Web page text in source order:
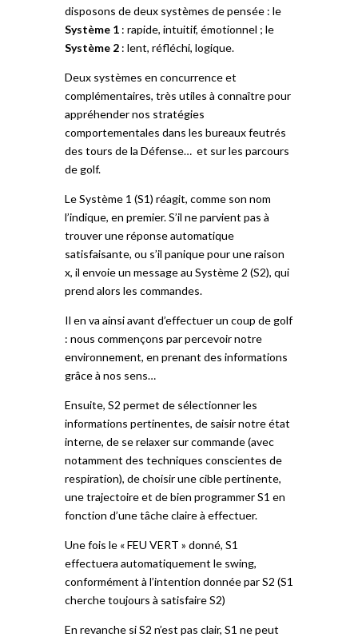
disposons de deux systèmes de pensée : le
Système 1: rapide, intuitif, émotionnel ; le
Système 2: lent, réfléchi, logique.
Deux systèmes en concurrence et
complémentaires, très utiles à connaître pour
appréhender nos stratégies
comportementales dans les bureaux feutrés
des tours de la Défense… et sur les parcours
de golf.
Le Système 1 (S1) réagit, comme son nom
l’indique, en premier. S’il ne parvient pas à
trouver une réponse automatique
satisfaisante, ou s’il panique pour une raison
x, il envoie un message au Système 2 (S2), qui
prend alors les commandes.
Il en va ainsi avant d’effectuer un coup de golf
: nous commençons par percevoir notre
environnement, en prenant des informations
grâce à nos sens…
Ensuite, S2 permet de sélectionner les
informations pertinentes, de saisir notre état
interne, de se relaxer sur commande (avec
notamment des techniques conscientes de
respiration), de choisir une cible pertinente,
une trajectoire et de bien programmer S1 en
fonction d’une tâche claire à effectuer.
Une fois le « FEU VERT » donné, S1
effectuera automatiquement le swing,
conformément à l’intention donnée par S2 (S1
cherche toujours à satisfaire S2)
En revanche si S2 n’est pas clair, S1 ne peut